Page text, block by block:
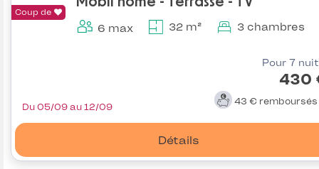
Coup de
6 max 32 m² 3 chambres
Pour 7
430
43 € remboursés
Détails
Du 05/09 au 12/09